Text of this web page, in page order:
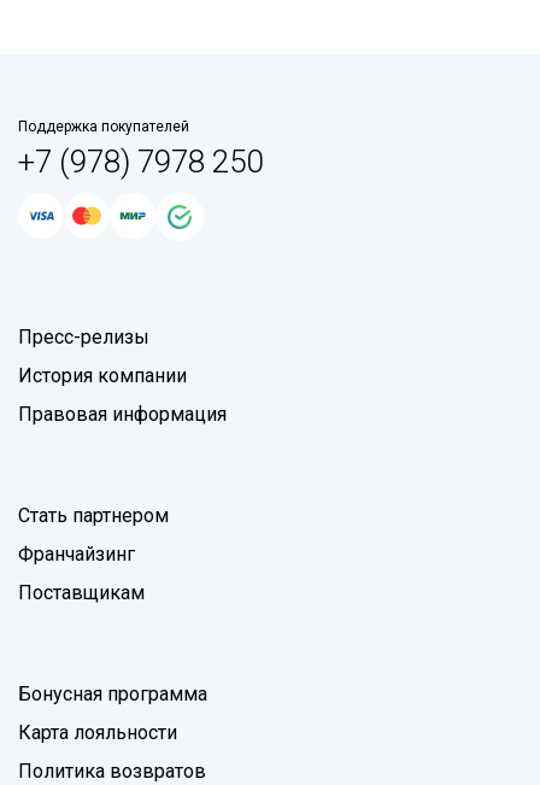
Поддержка покупателей
+7 (978) 7978 250
Пресс-релизы
История компании
Правовая информация
Стать партнером
Франчайзинг
Поставщикам
Бонусная программа
Карта лояльности
Политика возвратов